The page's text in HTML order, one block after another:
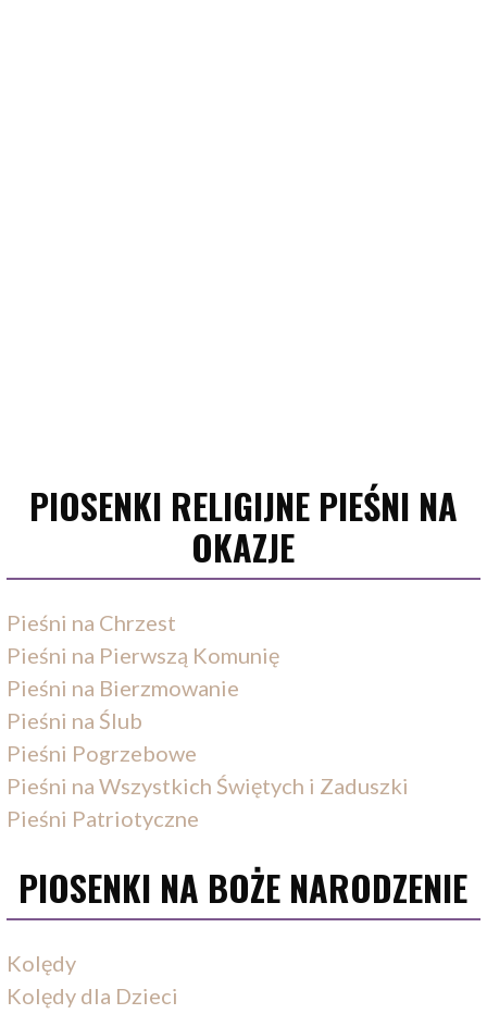
PIOSENKI RELIGIJNE PIEŚNI NA
OKAZJE
Pieśni na Chrzest
Pieśni na Pierwszą Komunię
Pieśni na Bierzmowanie
Pieśni na Ślub
Pieśni Pogrzebowe
Pieśni na Wszystkich Świętych i Zaduszki
Pieśni Patriotyczne
PIOSENKI NA BOŻE NARODZENIE
Kolędy
Kolędy dla Dzieci